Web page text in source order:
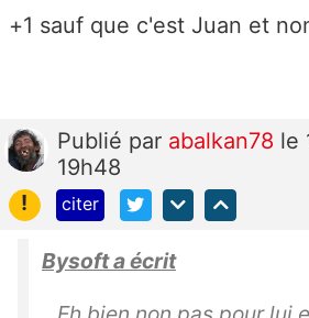
+1 sauf que c'est Juan et
Publié par abalkan78 le
19h48
!
citer
Bysoft a écrit